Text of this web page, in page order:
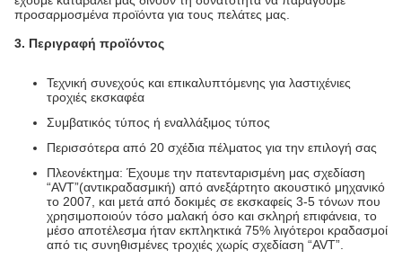
προσαρμοσμένα προϊόντα για τους πελάτες μας.
3. Περιγραφή προϊόντος
Τεχνική συνεχούς και επικαλυπτόμενης για λαστιχένιες
τροχιές εκσκαφέα
Συμβατικός τύπος ή εναλλάξιμος τύπος
Περισσότερα από 20 σχέδια πέλματος για την επιλογή σας
Πλεονέκτημα: Έχουμε την πατενταρισμένη μας σχεδίαση
“AVT”(αντικραδασμική) από ανεξάρτητο ακουστικό μηχανικό
το 2007, και μετά από δοκιμές σε εκσκαφείς 3-5 τόνων που
χρησιμοποιούν τόσο μαλακή όσο και σκληρή επιφάνεια, το
μέσο αποτέλεσμα ήταν εκπληκτικά 75% λιγότεροι κραδασμοί
από τις συνηθισμένες τροχιές χωρίς σχεδίαση “AVT”.